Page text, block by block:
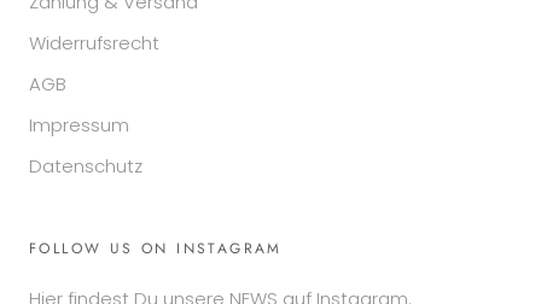
Widerrufsrecht
AGB
Impressum
Datenschutz
FOLLOW US ON INSTAGRAM
Hier findest Du unsere NEWS auf Instagram.